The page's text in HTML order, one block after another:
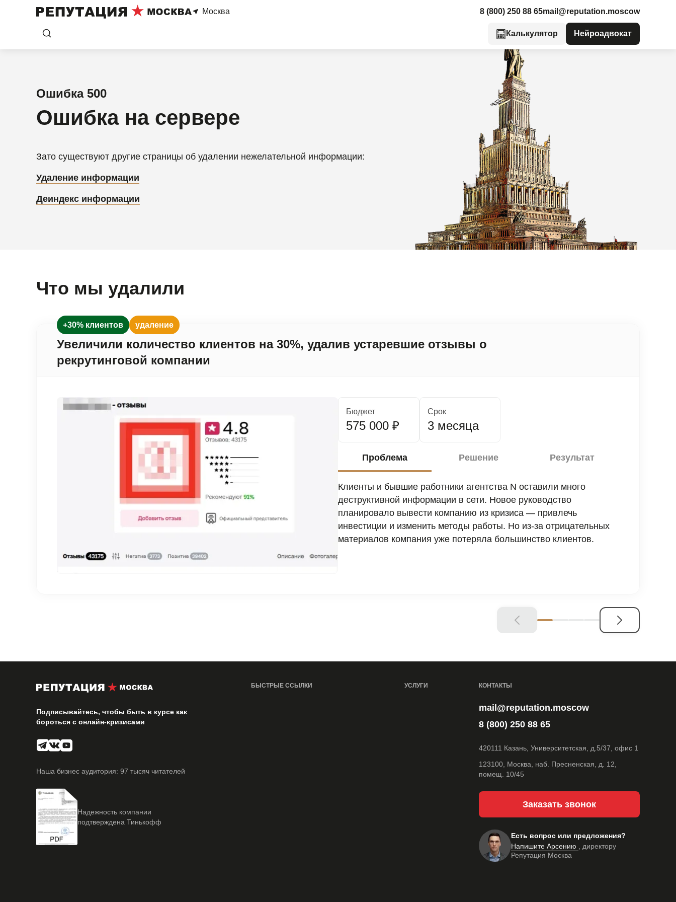
Москва 8 (800) 250 88 65mail@reputation.moscow
Калькулятор Нейроадвокат
Ошибка 500
Ошибка на сервере
Зато существуют другие страницы об удалении нежелательной информации:
Удаление информации
Деиндекс информации
Что мы удалили
+30% клиентов удаление
Увеличили количество клиентов на 30%, удалив устаревшие отзывы о
рекрутинговой компании
Бюджет
575 000 ₽
Срок
3 месяца
Проблема Решение Результат
Клиенты и бывшие работники агентства N оставили много
деструктивной информации в сети. Новое руководство
планировало вывести компанию из кризиса — привлечь
инвестиции и изменить методы работы. Но из-за отрицательных
материалов компания уже потеряла большинство клиентов.
Подписывайтесь, чтобы быть в курсе как
бороться с онлайн-кризисами
Наша бизнес аудитория: 97 тысяч читателей
Надежность компании
подтверждена Тинькофф
БЫСТРЫЕ ССЫЛКИ УСЛУГИ КОНТАКТЫ
mail@reputation.moscow
8 (800) 250 88 65
420111 Казань, Университетская, д.5/37, офис 1
123100, Москва, наб. Пресненская, д. 12,
помещ. 10/45
Заказать звонок
Есть вопрос или предложения?
Напишите Арсению , директору
Репутация Москва